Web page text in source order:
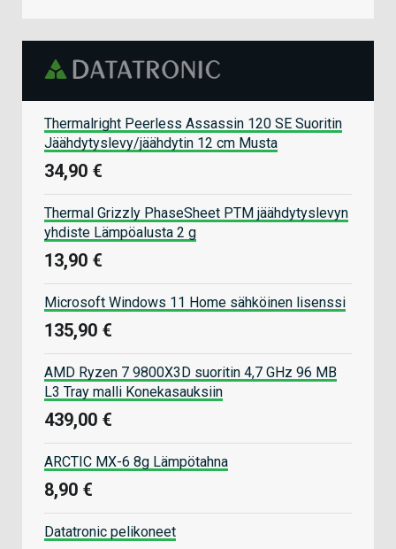
Thermalright Peerless Assassin 120 SE Suoritin
Jäähdytyslevy/jäähdytin 12 cm Musta
34,90 €
Thermal Grizzly PhaseSheet PTM jäähdytyslevyn
yhdiste Lämpöalusta 2 g
13,90 €
Microsoft Windows 11 Home sähköinen lisenssi
135,90 €
AMD Ryzen 7 9800X3D suoritin 4,7 GHz 96 MB
L3 Tray malli Konekasauksiin
439,00 €
ARCTIC MX-6 8g Lämpötahna
8,90 €
Datatronic pelikoneet